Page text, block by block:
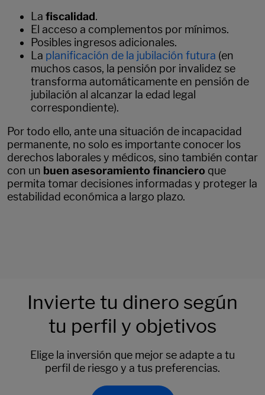
La fiscalidad.
El acceso a complementos por mínimos.
Posibles ingresos adicionales.
La planificación de la jubilación futura (en
muchos casos, la pensión por invalidez se
transforma automáticamente en pensión de
jubilación al alcanzar la edad legal
correspondiente).
Por todo ello, ante una situación de incapacidad
permanente, no solo es importante conocer los
derechos laborales y médicos, sino también contar
con un buen asesoramiento financiero que
permita tomar decisiones informadas y proteger la
estabilidad económica a largo plazo.
Invierte tu dinero según
tu perfil y objetivos
Elige la inversión que mejor se adapte a tu
perfil de riesgo y a tus preferencias.